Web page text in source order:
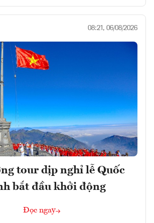
08:21, 06/08/2026
tour dịp nghỉ lễ Quốc
bắt đầu khởi động
Đọc ngay